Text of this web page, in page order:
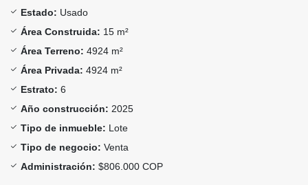
Estado: Usado
Área Construida: 15 m²
Área Terreno: 4924 m²
Área Privada: 4924 m²
Estrato: 6
Año construcción: 2025
Tipo de inmueble: Lote
Tipo de negocio: Venta
Administración: $806.000 COP